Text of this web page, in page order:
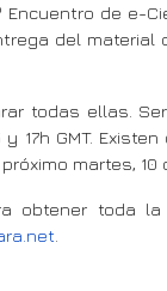
de e-
del material
todas ellas.
17h GMT.
martes, 10
obtener toda la